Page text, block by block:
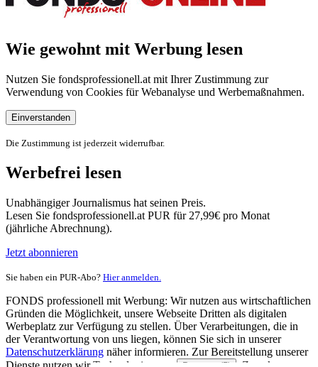
Wie gewohnt mit Werbung lesen
Nutzen Sie fondsprofessionell.at mit Ihrer Zustimmung zur
Verwendung von Cookies für Webanalyse und Werbemaßnahmen.
Einverstanden
Die Zustimmung ist jederzeit widerrufbar.
Werbefrei lesen
Unabhängiger Journalismus hat seinen Preis.
Lesen Sie fondsprofessionell.at PUR für 27,99€ pro Monat
(jährliche Abrechnung).
Jetzt abonnieren
Sie haben ein PUR-Abo? Hier anmelden.
FONDS professionell mit Werbung: Wir nutzen aus wirtschaftlichen
Gründen die Möglichkeit, unsere Webseite Dritten als digitalen
Werbeplatz zur Verfügung zu stellen. Über Verarbeitungen, die in
der Verantwortung von uns liegen, können Sie sich in unserer
Datenschutzerklärung näher informieren. Zur Bereitstellung unserer